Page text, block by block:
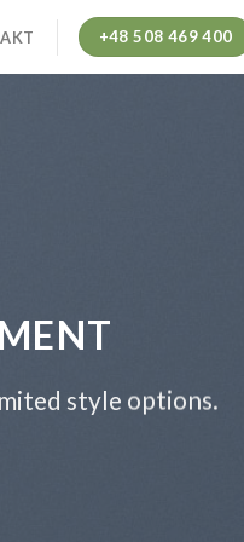
+48 508 469 400
style options.